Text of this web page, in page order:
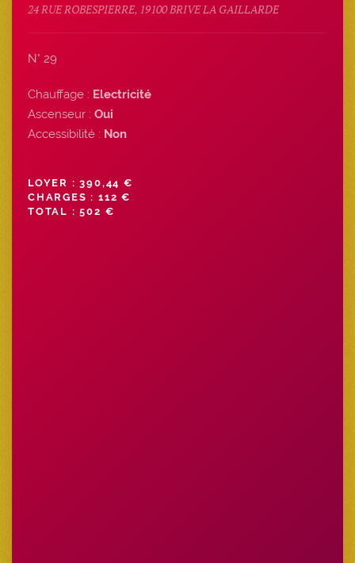
24 RUE ROBESPIERRE, 19100 BRIVE LA GAILLARDE
N° 29
Chauffage : Electricité
Ascenseur : Oui
Accessibilité : Non
LOYER : 390,44 €
CHARGES : 112 €
TOTAL : 502 €